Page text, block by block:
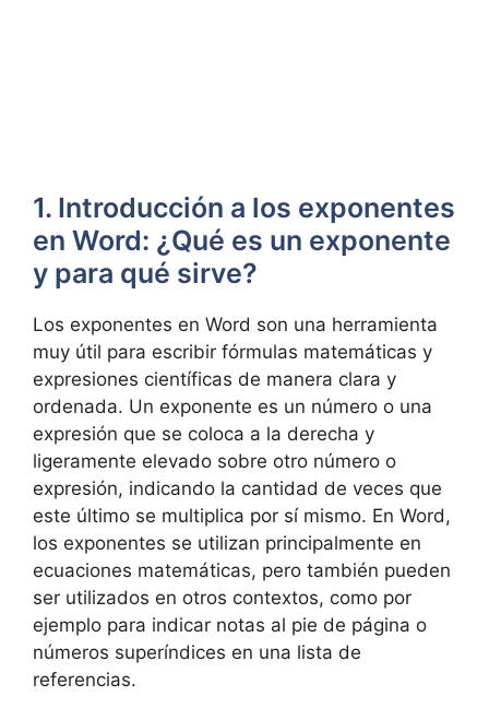
1. Introducción a los exponentes
en Word: ¿Qué es un exponente
y para qué sirve?
Los exponentes en Word son una herramienta
muy útil para escribir fórmulas matemáticas y
expresiones científicas de manera clara y
ordenada. Un exponente es un número o una
expresión que se coloca a la derecha y
ligeramente elevado sobre otro número o
expresión, indicando la cantidad de veces que
este último se multiplica por sí mismo. En Word,
los exponentes se utilizan principalmente en
ecuaciones matemáticas, pero también pueden
ser utilizados en otros contextos, como por
ejemplo para indicar notas al pie de página o
números superíndices en una lista de
referencias.